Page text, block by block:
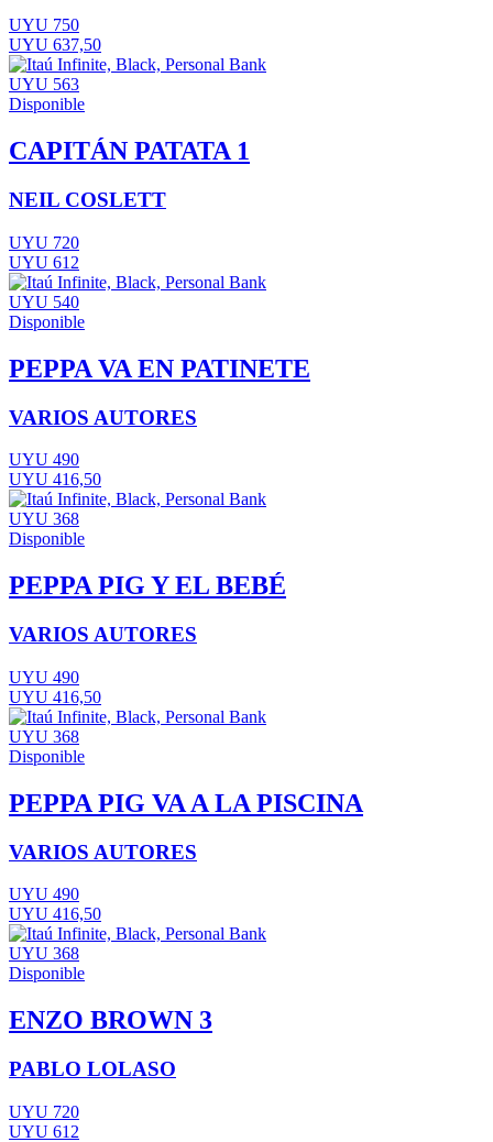
UYU 750
UYU 637,50
UYU 563
Disponible
CAPITÁN PATATA 1
NEIL COSLETT
UYU 720
UYU 612
UYU 540
Disponible
PEPPA VA EN PATINETE
VARIOS AUTORES
UYU 490
UYU 416,50
UYU 368
Disponible
PEPPA PIG Y EL BEBÉ
VARIOS AUTORES
UYU 490
UYU 416,50
UYU 368
Disponible
PEPPA PIG VA A LA PISCINA
VARIOS AUTORES
UYU 490
UYU 416,50
UYU 368
Disponible
ENZO BROWN 3
PABLO LOLASO
UYU 720
UYU 612